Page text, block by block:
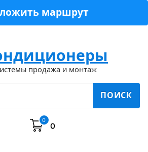
маршрут
продажа и монтаж
ПОИСК
0
0